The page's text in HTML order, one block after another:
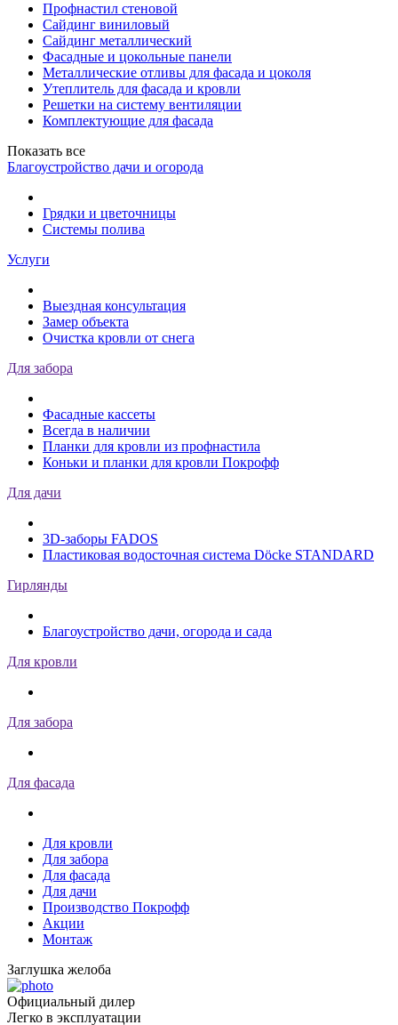
Профнастил стеновой
Сайдинг виниловый
Сайдинг металлический
Фасадные и цокольные панели
Металлические отливы для фасада и цоколя
Утеплитель для фасада и кровли
Решетки на систему вентиляции
Комплектующие для фасада
Показать все
Благоустройство дачи и огорода
Грядки и цветочницы
Системы полива
Услуги
Выездная консультация
Замер объекта
Очистка кровли от снега
Для забора
Фасадные кассеты
Всегда в наличии
Планки для кровли из профнастила
Коньки и планки для кровли Покрофф
Для дачи
3D-заборы FADOS
Пластиковая водосточная система Döcke STANDARD
Гирлянды
Благоустройство дачи, огорода и сада
Для кровли
Для забора
Для фасада
Для кровли
Для забора
Для фасада
Для дачи
Производство Покрофф
Акции
Монтаж
Заглушка желоба
Официальный дилер
Легко в эксплуатации